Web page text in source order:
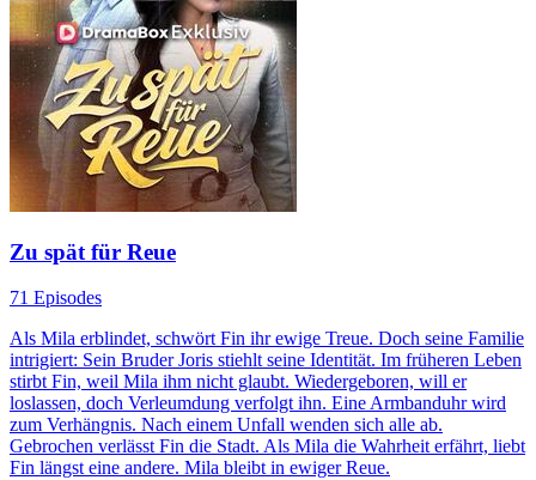
Zu spät für Reue
71 Episodes
Als Mila erblindet, schwört Fin ihr ewige Treue. Doch seine Familie
intrigiert: Sein Bruder Joris stiehlt seine Identität. Im früheren Leben
stirbt Fin, weil Mila ihm nicht glaubt. Wiedergeboren, will er
loslassen, doch Verleumdung verfolgt ihn. Eine Armbanduhr wird
zum Verhängnis. Nach einem Unfall wenden sich alle ab.
Gebrochen verlässt Fin die Stadt. Als Mila die Wahrheit erfährt, liebt
Fin längst eine andere. Mila bleibt in ewiger Reue.